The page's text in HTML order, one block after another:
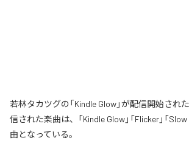
若林タカツグの「Kindle Glow」が配信開始され
信された楽曲は、「Kindle Glow」「Flicker」「
曲となっている。